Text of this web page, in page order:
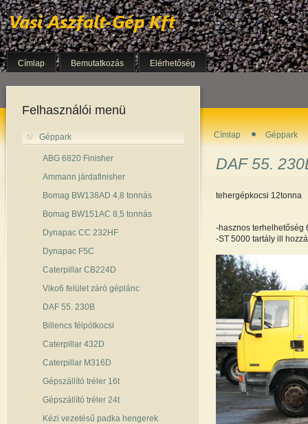
Címlap Bemutatkozás Elérhetőség
Felhasználói menü
Géppark
ABG 6820 Finisher
Ammann járdafinisher
Bomag BW138AD 4,8 tonnás
Bomag BW151AC 8,5 tonnás
Dynapac CC 232HF
Dynapac F5C
Caterpillar CB224D
Viko6 felület záró géplánc
DAF 55. 230B
Billencs félpótkocsi
Caterpillar 432D
Caterpillar M316D
Gépszállító tréler 16t
Gépszállító tréler 24t
Kézi vezetésű padka hengerek
Címlap Géppark
DAF 55.
tehergépkocsi 12tonna
-hasznos terhelhetőség
-ST 5000 tartály ill